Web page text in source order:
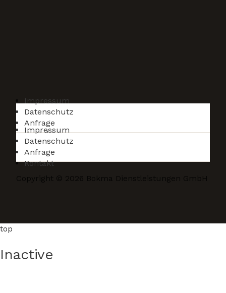
Impressum
Datenschutz
Anfrage
Kontakt
Impressum
Datenschutz
Anfrage
Kontakt
top
Inactive